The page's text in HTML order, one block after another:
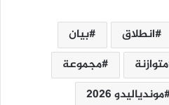
انطلاق
بيان
متوازنة
مجموعة
موندياليدو 2026